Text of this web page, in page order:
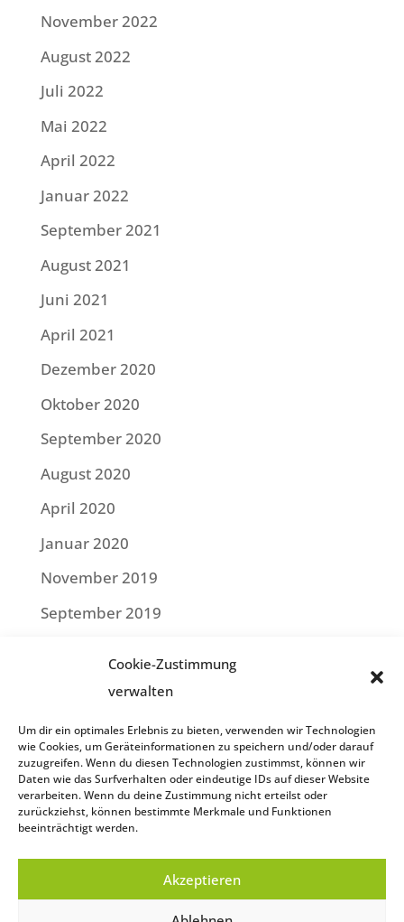
Cookie-Zustimmung
verwalten
Um dir ein optimales Erlebnis zu bieten, verwenden wir Technologien
wie Cookies, um Geräteinformationen zu speichern und/oder darauf
zuzugreifen. Wenn du diesen Technologien zustimmst, können wir
Daten wie das Surfverhalten oder eindeutige IDs auf dieser Website
verarbeiten. Wenn du deine Zustimmung nicht erteilst oder
zurückziehst, können bestimmte Merkmale und Funktionen
beeinträchtigt werden.
Akzeptieren
November 2022
August 2022
Juli 2022
Mai 2022
April 2022
Januar 2022
September 2021
August 2021
Juni 2021
April 2021
Dezember 2020
Oktober 2020
September 2020
August 2020
April 2020
Januar 2020
November 2019
September 2019
Februar 2019
Januar 2019
Datenschutzerklärung
Cookie-Richtlinie (EU)